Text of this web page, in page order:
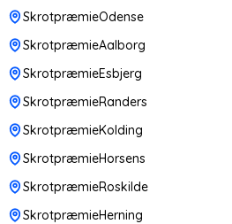
SkrotpræmieOdense
SkrotpræmieAalborg
SkrotpræmieEsbjerg
SkrotpræmieRanders
SkrotpræmieKolding
SkrotpræmieHorsens
SkrotpræmieRoskilde
SkrotpræmieHerning